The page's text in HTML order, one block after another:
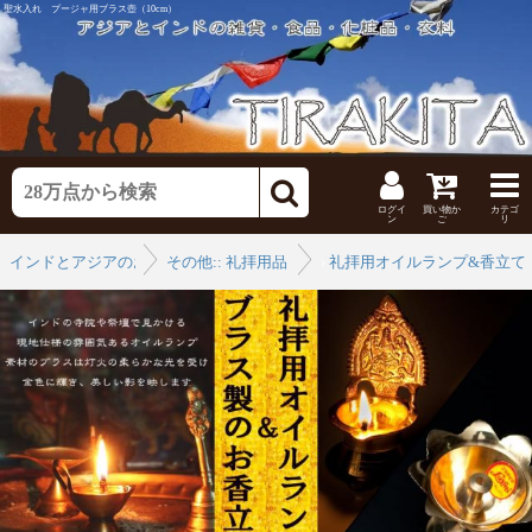
聖水入れ プージャ用ブラス壺（10cm）
ログイ
ン
買い物か
ご
カテゴ
リ
インドとアジアのお香 その他:: 礼拝用品 礼拝用オイルランプ&香立て